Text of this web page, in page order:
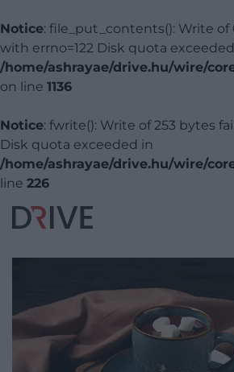
Notice: file_put_contents(): Write of
with errno=122 Disk quota
/home/ashrayae/drive.hu/wire/
on line 1136
Notice: fwrite(): Write of 253 bytes
Disk quota exceeded in
/home/ashrayae/drive.hu/wire/
line 226